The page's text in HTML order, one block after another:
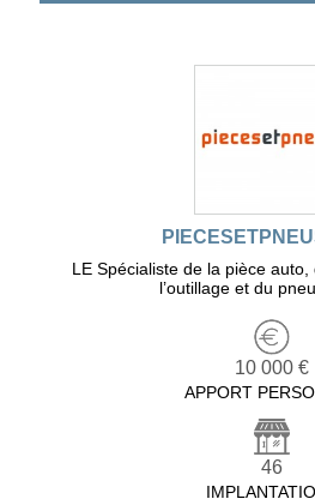
LE Spécialiste de la pièce
l’outillage et du
10 000 €
APPORT
46